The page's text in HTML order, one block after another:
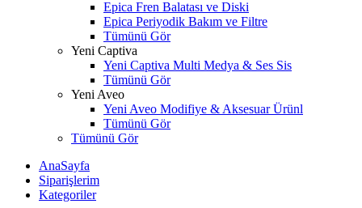
Epica Fren Balatası ve Diski
Epica Periyodik Bakım ve Filtre
Tümünü Gör
Yeni Captiva
Yeni Captiva Multi Medya & Ses Sis
Tümünü Gör
Yeni Aveo
Yeni Aveo Modifiye & Aksesuar Ürünl
Tümünü Gör
Tümünü Gör
AnaSayfa
Siparişlerim
Kategoriler